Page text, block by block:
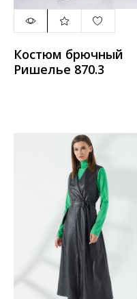
Костюм брючный
Ришелье 870.3